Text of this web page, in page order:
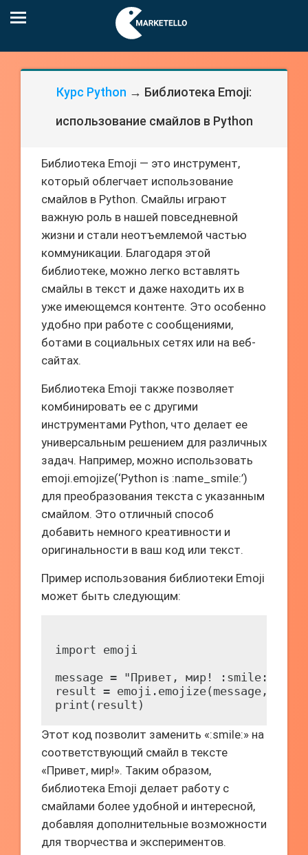
Курс Python → Библиотека Emoji:
использование смайлов в Python
Библиотека Emoji — это инструмент,
который облегчает использование
смайлов в Python. Смайлы играют
важную роль в нашей повседневной
жизни и стали неотъемлемой частью
коммуникации. Благодаря этой
библиотеке, можно легко вставлять
смайлы в текст и даже находить их в
уже имеющемся контенте. Это особенно
удобно при работе с сообщениями,
ботами в социальных сетях или на веб-
сайтах.
Библиотека Emoji также позволяет
комбинировать ее с другими
инструментами Python, что делает ее
универсальным решением для различных
задач. Например, можно использовать
emoji.emojize(‘Python is :name_smile:’)
для преобразования текста с указанным
смайлом. Это отличный способ
добавить немного креативности и
оригинальности в ваш код или текст.
Пример использования библиотеки Emoji
может быть следующим:
import emoji
message = "Привет, мир! :smile:"
result = emoji.emojize(message,
Этот код позволит заменить «:smile:» на
соответствующий смайл в тексте
«Привет, мир!». Таким образом,
библиотека Emoji делает работу с
смайлами более удобной и интересной,
добавляя дополнительные возможности
для творчества и экспериментов.